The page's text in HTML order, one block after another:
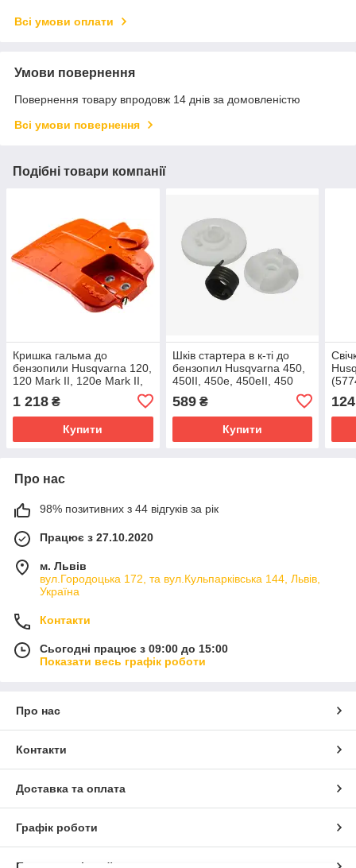
Всі умови оплати
Умови повернення
Повернення товару впродовж 14 днів за домовленістю
Всі умови повернення
Подібні товари компанії
Кришка гальма до
бензопили Husqvarna 120,
120 Mark II, 120e Mark II,
1 218 ₴
Купити
Шків стартера в к-ті до
бензопил Husqvarna 450,
450II, 450e, 450eII, 450
589₴
Купити
124
Про нас
98% позитивних з 44 відгуків за рік
Працює з 27.10.2020
м. Львів
вул.Городоцька 172, та вул.Кульпарківська 144, Львів,
Україна
Контакти
Сьогодні працює з 09:00 до 15:00
Показати весь графік роботи
Про нас
Контакти
Доставка та оплата
Графік роботи